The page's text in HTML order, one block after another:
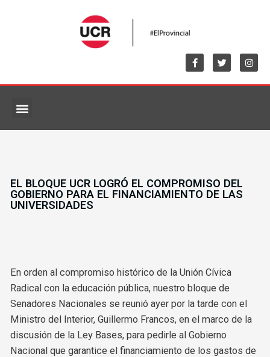
EL BLOQUE UCR LOGRÓ EL COMPROMISO DEL
GOBIERNO PARA EL FINANCIAMIENTO DE LAS
UNIVERSIDADES
En orden al compromiso histórico de la Unión Cívica
Radical con la educación pública, nuestro bloque de
Senadores Nacionales se reunió ayer por la tarde con el
Ministro del Interior, Guillermo Francos, en el marco de la
discusión de la Ley Bases, para pedirle al Gobierno
Nacional que garantice el financiamiento de los gastos de